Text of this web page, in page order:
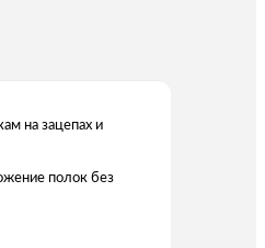
на зацепах и
полок без